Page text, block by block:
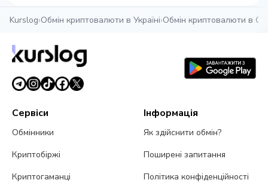
Kurslog›Обмін криптовалюти в Україні›Обмін криптовалюти в
Сервіси
Обмінники
Криптобіржі
Криптогаманці
Інформація
Як здійснити обмін?
Поширені запитання
Політика конфіденційності